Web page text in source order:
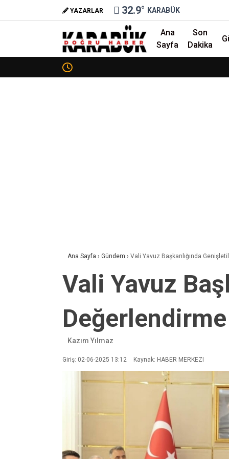
YAZARLAR 32.9° KARABÜK
Ana
Sayfa
Son
Dakika
Ana Sayfa › Gündem › Vali Yavuz Başkanlığında
Vali Yavuz
Değerlendirme
Kazım Yılmaz
Giriş: 02-06-2025 13:12 Kaynak: HABER MERKEZI